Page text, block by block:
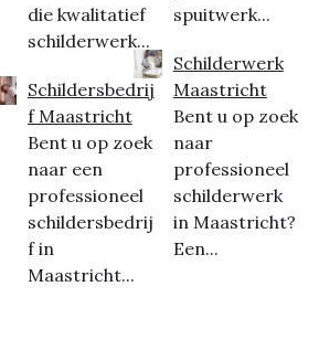
die kwalitatief
schilderwerk...
Schildersbedrij
f Maastricht
Bent u op zoek
naar een
professioneel
schildersbedrij
f in
Maastricht...
spuitwerk...
Schilderwerk
Maastricht
Bent u op zoek
naar
professioneel
schilderwerk
in Maastricht?
Een...